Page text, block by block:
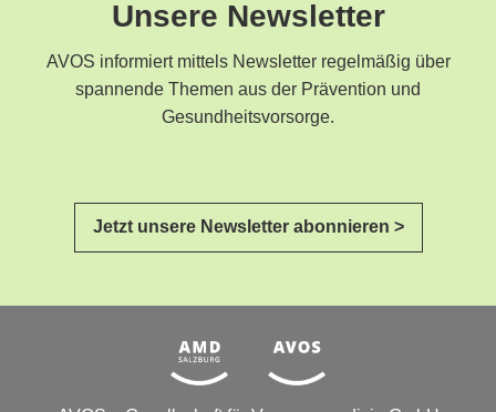
Unsere Newsletter
AVOS informiert mittels Newsletter regelmäßig über
spannende Themen aus der Prävention und
Gesundheitsvorsorge.
Jetzt unsere Newsletter abonnieren >